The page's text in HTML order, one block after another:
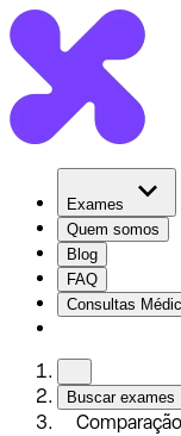
Exames
Quem somos
Blog
FAQ
Consultas
Buscar exames